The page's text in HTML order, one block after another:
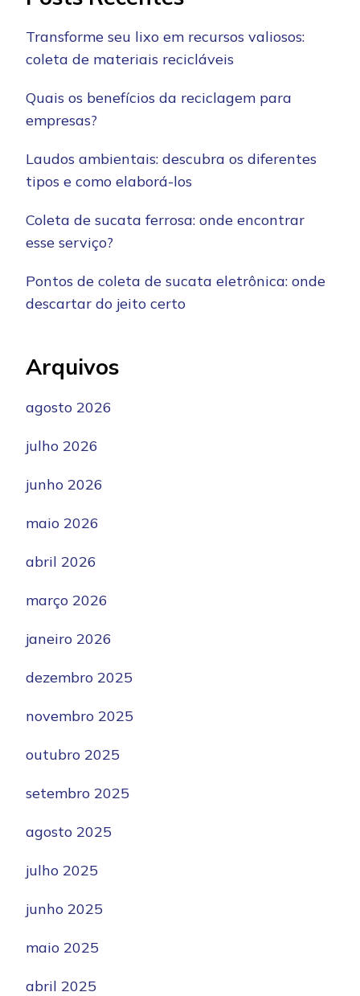
Transforme seu lixo em recursos valiosos:
coleta de materiais recicláveis
Quais os benefícios da reciclagem para
empresas?
Laudos ambientais: descubra os diferentes
tipos e como elaborá-los
Coleta de sucata ferrosa: onde encontrar
esse serviço?
Pontos de coleta de sucata eletrônica: onde
descartar do jeito certo
Arquivos
agosto 2026
julho 2026
junho 2026
maio 2026
abril 2026
março 2026
janeiro 2026
dezembro 2025
novembro 2025
outubro 2025
setembro 2025
agosto 2025
julho 2025
junho 2025
maio 2025
abril 2025